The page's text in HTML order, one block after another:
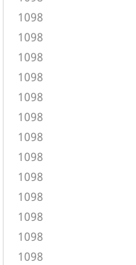
1098
1098
1098
1098
1098
1098
1098
1098
1098
1098
1098
1098
1098